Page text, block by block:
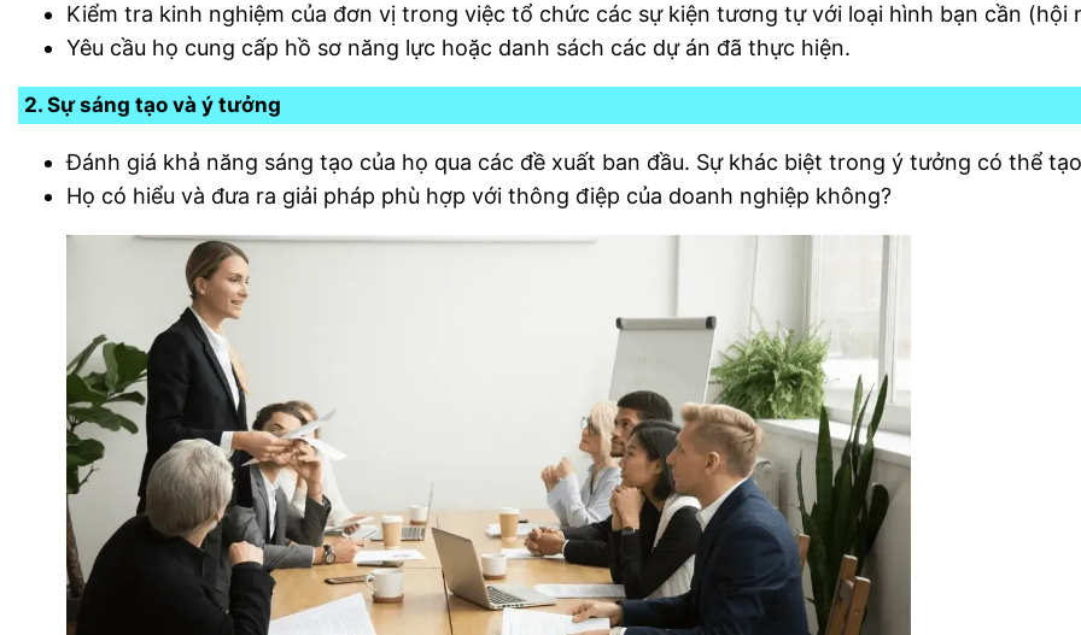
Kiểm tra kinh nghiệm của đơn vị trong việc tổ chức các sự kiện tương tự với loại hình bạn cần
Yêu cầu họ cung cấp hồ sơ năng lực hoặc danh sách các dự án đã thực hiện.
2. Sự sáng tạo và ý tưởng
Đánh giá khả năng sáng tạo của họ qua các đề xuất ban đầu. Sự khác biệt trong ý tưởng có thể
Họ có hiểu và đưa ra giải pháp phù hợp với thông điệp của doanh nghiệp không?